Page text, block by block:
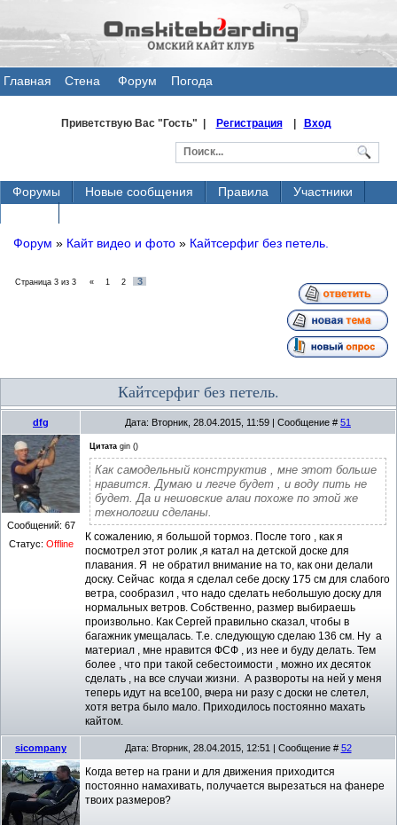
Главная
Стена
Форум Погода
Приветствую Вас"Гость" | Регистрация| Вход
Форумы Новые сообщения Правила
Участники
Форум » Кайт видео и фото » Кайтсерфиг без петель.
Страница 3 из 3 « 1 2 3
Кайтсерфиг без петель.
dfg Дата: Вторник, 28.04.2015, 11:59 | Сообщение # 51
Сообщений: 67
Статус: Offline
Цитата gin ()
Как самодельный конструктив , мне этот больше
нравится. Думаю и легче будет , и воду пить не
будет. Да и нешовские алаи похоже по этой же
технологии сделаны.
К сожалению, я большой тормоз. После того , как я
посмотрел этот ролик ,я катал на детской доске для
плавания. Я не обратил внимание на то, как они делали
доску. Сейчас когда я сделал себе доску 175 см для слабого
ветра, сообразил , что надо сделать небольшую доску для
нормальных ветров. Собственно, размер выбираешь
произвольно. Как Сергей правильно сказал, чтобы в
багажник умещалась. Т.е. следующую сделаю 136 см. Ну а
материал , мне нравится ФСФ , из нее и буду делать. Тем
более , что при такой себестоимости , можно их десяток
сделать , на все случаи жизни. А развороты на ней у меня
теперь идут на все100, вчера ни разу с доски не слетел,
хотя ветра было мало. Приходилось постоянно махать
кайтом.
sicompany Дата: Вторник, 28.04.2015, 12:51 | Сообщение # 52
Когда ветер на грани и для движения приходится
постоянно намахивать, получается вырезаться на фанере
твоих размеров?